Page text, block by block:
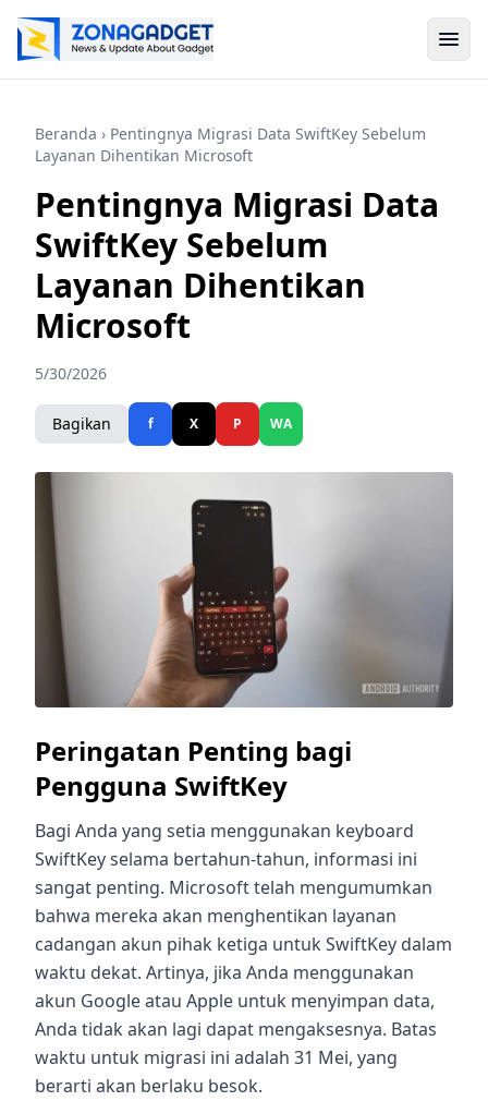
Beranda › Pentingnya Migrasi Data SwiftKey Sebelum
Layanan Dihentikan Microsoft
Pentingnya Migrasi Data
SwiftKey Sebelum
Layanan Dihentikan
Microsoft
5/30/2026
Bagikan f X P WA
Peringatan Penting bagi
Pengguna SwiftKey
Bagi Anda yang setia menggunakan keyboard
SwiftKey selama bertahun-tahun, informasi ini
sangat penting. Microsoft telah mengumumkan
bahwa mereka akan menghentikan layanan
cadangan akun pihak ketiga untuk SwiftKey dalam
waktu dekat. Artinya, jika Anda menggunakan
akun Google atau Apple untuk menyimpan data,
Anda tidak akan lagi dapat mengaksesnya. Batas
waktu untuk migrasi ini adalah 31 Mei, yang
berarti akan berlaku besok.